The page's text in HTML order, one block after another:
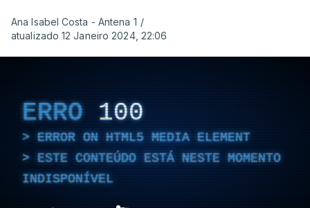
Ana Isabel Costa - Antena 1 /
atualizado 12 Janeiro 2024, 22:06
ERRO 100
ERROR ON HTML5 MEDIA ELEMENT
ESTE CONTEÚDO ESTÁ NESTE MOMENTO
INDISPONÍVEL